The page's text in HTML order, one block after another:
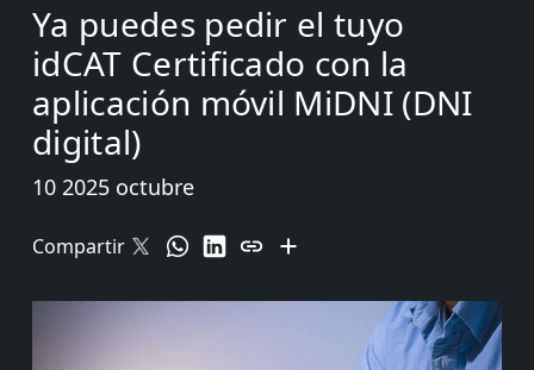
Ya puedes pedir el tuyo
idCAT Certificado con la
aplicación móvil MiDNI (DNI
digital)
10 2025 octubre
Compartir